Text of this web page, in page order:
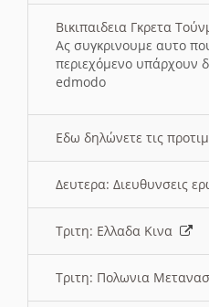
Βικιπαιδεια Γκρετα
Ας συγκρινουμε αυτο
περιεχόμενο υπάρχουν
edmodo
Εδω δηλώνετε τις
Δευτερα: Διευθυνσεις
Τριτη: Ελλαδα Κινα
Τριτη: Πολωνια